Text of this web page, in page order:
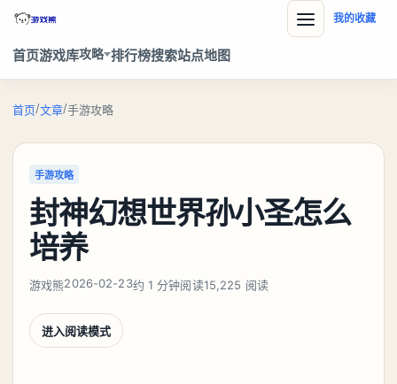
首页游戏库攻略 排行榜搜索站点地图
我的收藏
首页/文章/手游攻略
手游攻略
封神幻想世界孙小圣怎么
培养
游戏熊2026-02-23约 1 分钟阅读15,225 阅读
进入阅读模式